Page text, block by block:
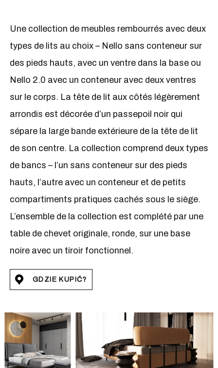
Une collection de meubles rembourrés avec deux
types de lits au choix – Nello sans conteneur sur
des pieds hauts, avec un ventre dans la base ou
Nello 2.0 avec un conteneur avec deux ventres
sur le corps. La tête de lit aux côtés légèrement
arrondis est décorée d’un passepoil noir qui
sépare la large bande extérieure de la tête de lit
de son centre. La collection comprend deux types
de bancs – l’un sans conteneur sur des pieds
hauts, l’autre avec un conteneur et de petits
compartiments pratiques cachés sous le siège.
L’ensemble de la collection est complété par une
table de chevet originale, ronde, sur une base
noire avec un tiroir fonctionnel.
GDZIE KUPIĆ?